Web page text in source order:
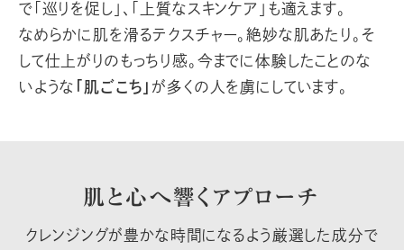
で「巡りを促し」、「上質なスキンケア」も適えます。
なめらかに肌を滑るテクスチャー。絶妙な肌あたり。そ
して仕上がりのもっちり感。今までに体験したことのな
いような
「肌ごこち」 が多くの人を虜にしています。
肌と心へ響くアプローチ
クレンジングが豊かな時間になるよう厳選した成分で